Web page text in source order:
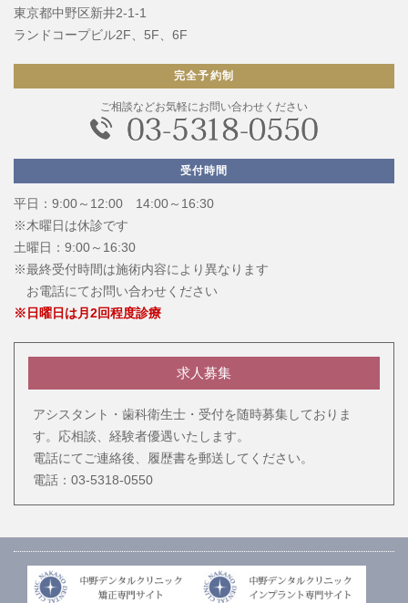
東京都中野区新井2-1-1
ランドコープビル2F、5F、6F
完全予約制
ご相談などお気軽にお問い合わせください
受付時間
平日：9:00～12:00 14:00～16:30
※木曜日は休診です
土曜日：9:00～16:30
※最終受付時間は施術内容により異なります
お電話にてお問い合わせください
※日曜日は月2回程度診療
求人募集
アシスタント・歯科衛生士・受付を随時募集しておりま
す。応相談、経験者優遇いたします。
電話にてご連絡後、履歴書を郵送してください。
電話：03-5318-0550